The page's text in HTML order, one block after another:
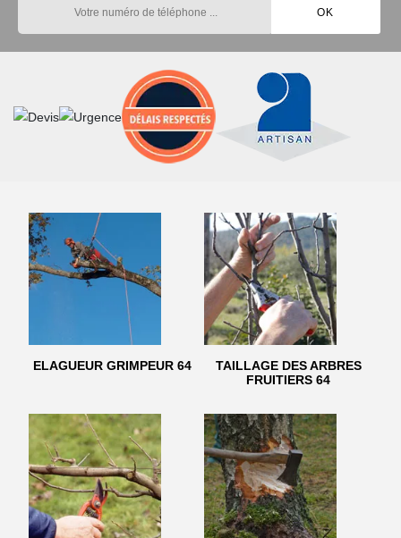
ELAGUEUR GRIMPEUR 64
TAILLAGE DES ARBRES
FRUITIERS 64